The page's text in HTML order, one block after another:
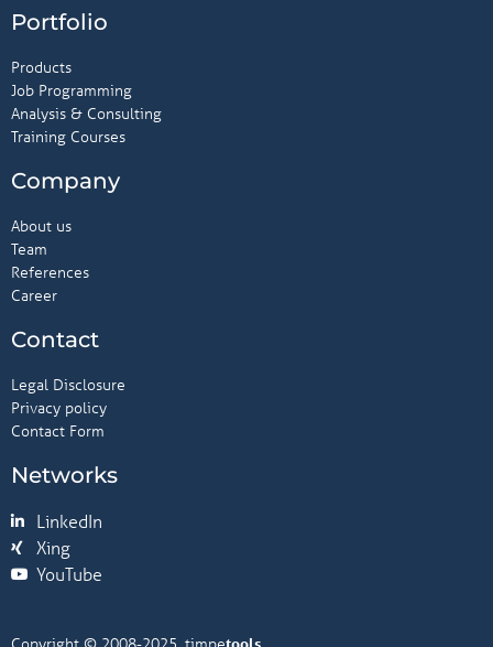
Portfolio
Products
Job Programming
Analysis & Consulting
Training Courses
Company
About us
Team
References
Career
Contact
Legal Disclosure
Privacy policy
Contact Form
Networks
LinkedIn
Xing
YouTube